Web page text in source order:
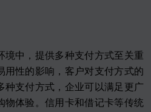
境中，提供多种支付方式至关重
用性的影响，客户对支付方式的
种支付方式，企业可以满足更广
物体验。信用卡和借记卡等传统